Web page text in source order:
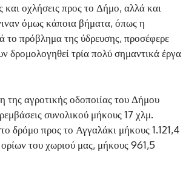
οχλήσεις προς το Δήμο, αλλά και
όμως κάποια βήματα, όπως η
το πρόβλημα της ύδρευσης, προσέφερε
τρία πολύ σημαντικά έργα
αγροτικής οδοποιίας του Δήμου
συνολικού μήκους 17 χλμ.
δρόμο προς το Αγγαλάκι μήκους 1.121,4
του χωριού μας, μήκους 961,5